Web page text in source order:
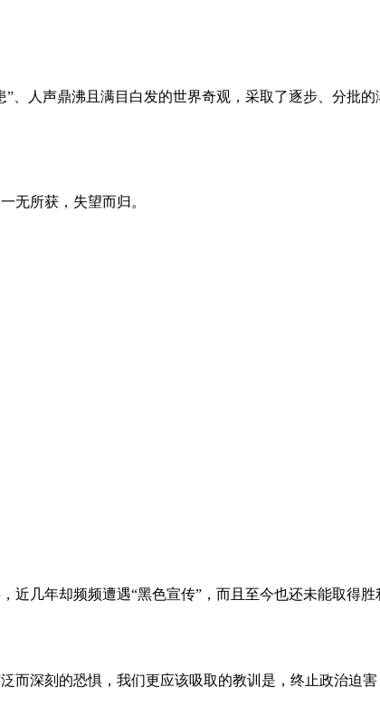
、人声鼎沸且满目白发的世界奇观，采取了逐步、分批
无所获，失望而归。
几年却频频遭遇“黑色宣传”，而且至今也还未能取得胜
深刻的恐惧，我们更应该吸取的教训是，终止政治迫